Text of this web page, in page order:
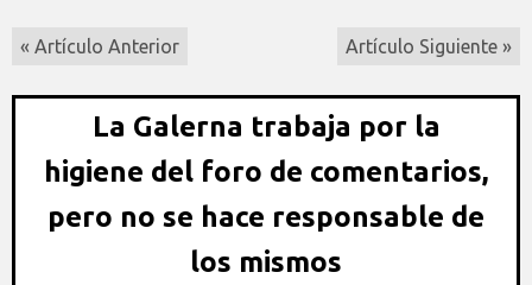
« Artículo Anterior Artículo Siguiente »
La Galerna trabaja por la
higiene del foro de comentarios,
pero no se hace responsable de
los mismos